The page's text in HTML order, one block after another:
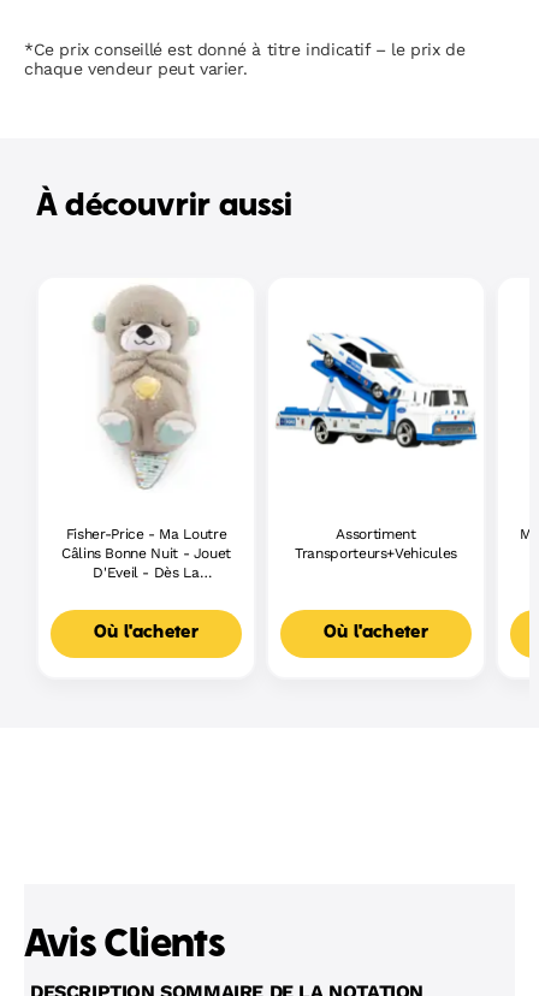
*Ce prix conseillé est donné à titre indicatif – le prix de
chaque vendeur peut varier.
À découvrir aussi
Fisher-Price - Ma Loutre
Câlins Bonne Nuit - Jouet
D'Eveil - Dès La
Où l'acheter
Assortiment
Transporteurs+Vehicules
Où l'acheter